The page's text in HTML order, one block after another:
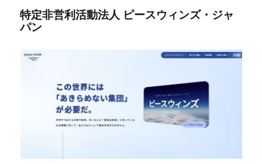
特定非営利活動法人 ピースウィンズ・ジャ
パン